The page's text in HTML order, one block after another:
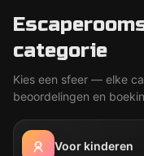
categorie
Kies een sfeer — elke
beoordelingen en
Voor kinderen